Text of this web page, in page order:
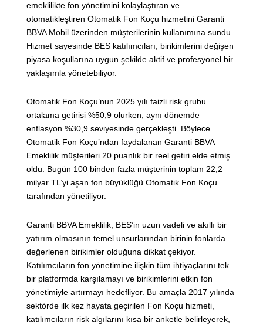
emeklilikte fon yönetimini kolaylaştıran ve
otomatikleştiren Otomatik Fon Koçu hizmetini Garanti
BBVA Mobil üzerinden müşterilerinin kullanımına sundu.
Hizmet sayesinde BES katılımcıları, birikimlerini değişen
piyasa koşullarına uygun şekilde aktif ve profesyonel bir
yaklaşımla yönetebiliyor.
Otomatik Fon Koçu’nun 2025 yılı faizli risk grubu
ortalama getirisi %50,9 olurken, aynı dönemde
enflasyon %30,9 seviyesinde gerçekleşti. Böylece
Otomatik Fon Koçu’ndan faydalanan Garanti BBVA
Emeklilik müşterileri 20 puanlık bir reel getiri elde etmiş
oldu. Bugün 100 binden fazla müşterinin toplam 22,2
milyar TL’yi aşan fon büyüklüğü Otomatik Fon Koçu
tarafından yönetiliyor.
Garanti BBVA Emeklilik, BES’in uzun vadeli ve akıllı bir
yatırım olmasının temel unsurlarından birinin fonlarda
değerlenen birikimler olduğuna dikkat çekiyor.
Katılımcıların fon yönetimine ilişkin tüm ihtiyaçlarını tek
bir platformda karşılamayı ve birikimlerini etkin fon
yönetimiyle artırmayı hedefliyor. Bu amaçla 2017 yılında
sektörde ilk kez hayata geçirilen Fon Koçu hizmeti,
katılımcıların risk algılarını kısa bir anketle belirleyerek,